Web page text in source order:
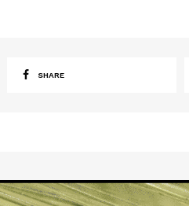
SHARE